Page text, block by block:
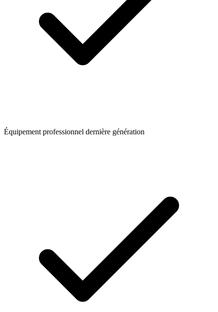
Équipement professionnel dernière génération